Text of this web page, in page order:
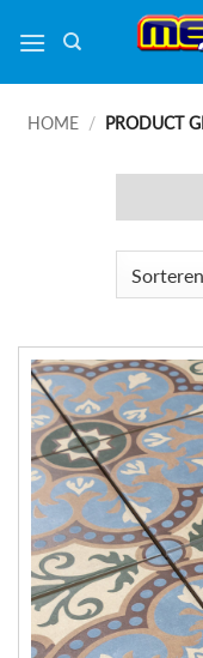
naar
HOME / PRODUCT